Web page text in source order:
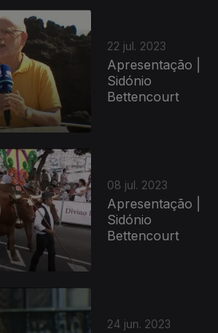
22 jul. 2023
Apresentação |
Sidónio
Bettencourt
08 jul. 2023
Apresentação |
Sidónio
Bettencourt
24 jun. 2023